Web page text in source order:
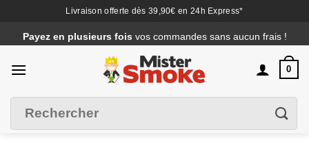
Livraison offerte dès 39,90€ en 24h Express*
au
contenu
Payez en plusieurs fois vos commandes sans aucun frais !
0
pour :